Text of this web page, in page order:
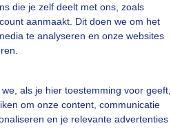
die je zelf deelt met ons, zoals
aanmaakt. Dit doen we om het
te analyseren en onze websites
als je hier toestemming voor geeft,
om onze content, communicatie
en je relevante advertenties
#strakblauwe_lucht
Mijn weer